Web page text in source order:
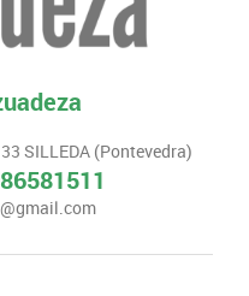
SILLEDA (Pontevedra)